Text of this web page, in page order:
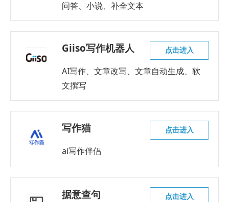
问答、小说、补全文本
Giiso写作机器人 点击进入
AI写作、文章改写、文章自动生成、软
文撰写
写作猫 点击进入
ai写作伴侣
据意查句 点击进入